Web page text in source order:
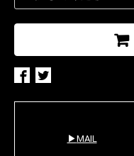
MAIL